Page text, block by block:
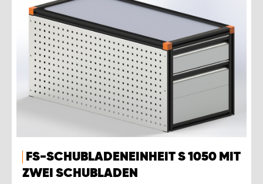
FS-SCHUBLADENEINHEIT S 1050 MIT
ZWEI SCHUBLADEN